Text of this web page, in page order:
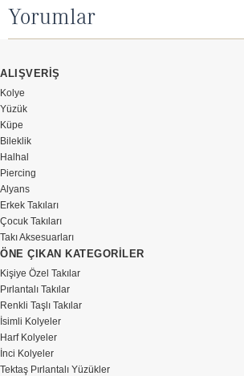
Yorumlar
ALIŞVERİŞ
Kolye
Yüzük
Küpe
Bileklik
Halhal
Piercing
Alyans
Erkek Takıları
Çocuk Takıları
Takı Aksesuarları
ÖNE ÇIKAN KATEGORİLER
Kişiye Özel Takılar
Pırlantalı Takılar
Renkli Taşlı Takılar
İsimli Kolyeler
Harf Kolyeler
İnci Kolyeler
Tektaş Pırlantalı Yüzükler